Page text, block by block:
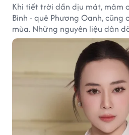
Khi tiết trời dần dịu mát, mâm
Bình - quê Phương Oanh, cũng
mùa. Những nguyên liệu dân
tạo nên hương vị bình dị